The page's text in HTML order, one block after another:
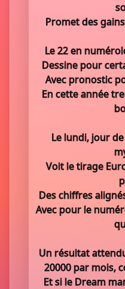
Promet des
Le 22 en
Dessine pour
Avec pronostic
En cette année
Le lundi, jour
Voit le tirage
Des chiffres
Avec pour le
Un résultat
20000 par mois,
Et si le Dream